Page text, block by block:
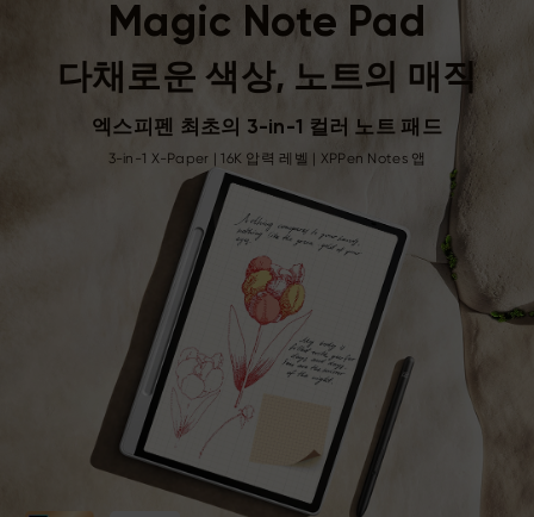
Magic Note Pad
다채로운 색상, 노트의 매직
엑스피펜 최초의 3-in-1 컬러 노트 패드
3-in-1 X-Paper | 16K 압력 레벨 | XPPen Notes 앱